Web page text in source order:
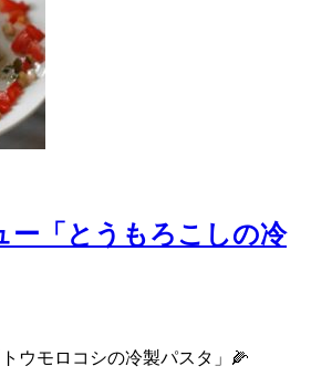
ー「とうもろこしの冷
ウモロコシの冷製パスタ」🌽